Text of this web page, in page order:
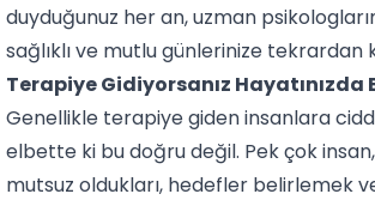
duyduğunuz her an, uzman
sağlıklı ve mutlu günlerinize tekrardan
Terapiye Gidiyorsanız Hayatınızda
Genellikle terapiye giden insanlara
elbette ki bu doğru değil. Pek çok
mutsuz oldukları, hedefler belirlemek